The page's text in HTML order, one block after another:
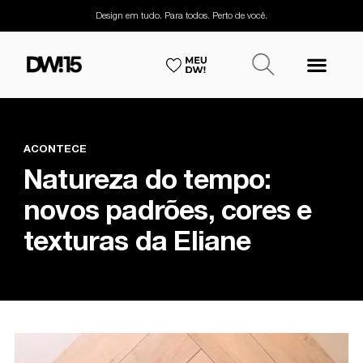
Design em tudo. Para todos. Perto de você.
ACONTECE
Natureza do tempo:
novos padrões, cores e
texturas da Eliane